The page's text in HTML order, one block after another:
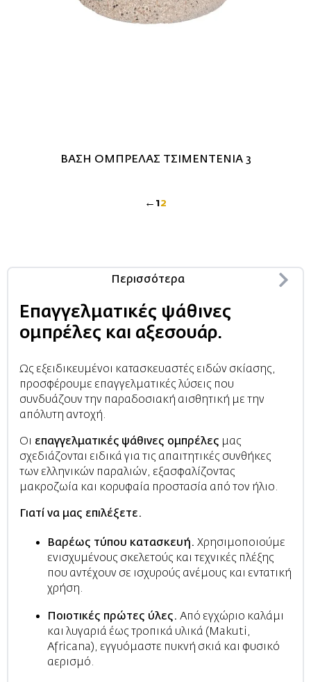
ΒΑΣΗ ΟΜΠΡΕΛΑΣ ΤΣΙΜΕΝΤΕΝΙΑ 3
← 12
Περισσότερα
Επαγγελματικές ψάθινες
ομπρέλες και αξεσουάρ.
Ως εξειδικευμένοι κατασκευαστές ειδών σκίασης,
προσφέρουμε επαγγελματικές λύσεις που
συνδυάζουν την παραδοσιακή αισθητική με την
απόλυτη αντοχή.
Οι επαγγελματικές ψάθινες ομπρέλες μας
σχεδιάζονται ειδικά για τις απαιτητικές συνθήκες
των ελληνικών παραλιών, εξασφαλίζοντας
μακροζωία και κορυφαία προστασία από τον ήλιο.
Γιατί να μας επιλέξετε.
Βαρέως τύπου κατασκευή. Χρησιμοποιούμε
ενισχυμένους σκελετούς και τεχνικές πλέξης
που αντέχουν σε ισχυρούς ανέμους και εντατική
χρήση.
Ποιοτικές πρώτες ύλες. Από εγχώριο καλάμι
και λυγαριά έως τροπικά υλικά (Makuti,
Africana), εγγυόμαστε πυκνή σκιά και φυσικό
αερισμό.